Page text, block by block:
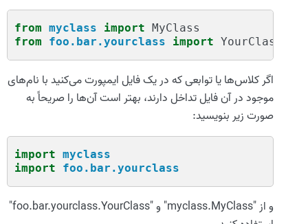
from myclass import MyClass
from
foo.bar.yourclass import YourClass
اگر کلاس‌ها یا توابعی که در یک فایل ایمپورت می‌کنید با نام‌های
موجود در آن فایل تداخل دارند، بهتر است آن‌ها را صریحاً به
صورت زیر بنویسید:
import myclass
import
foo.bar.yourclass
و از "myclass.MyClass" و "foo.bar.yourclass.YourClass"